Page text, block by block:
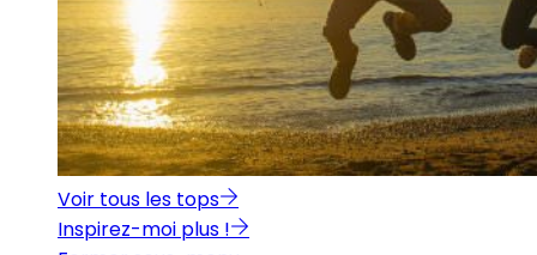
Voir tous les tops
Inspirez-moi plus !